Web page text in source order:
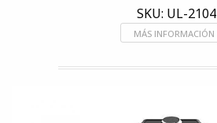
SKU: UL-2104
MÁS INFORMACIÓN